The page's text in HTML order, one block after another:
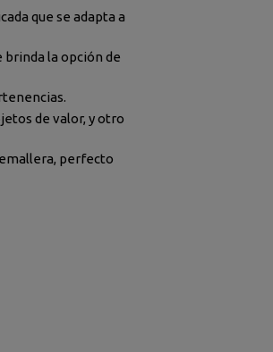
que se adapta a
brinda la opción de
de valor, y otro
perfecto